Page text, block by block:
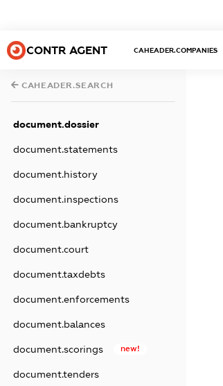
CONTR AGENT CAHEADER.COMPANIES
CAHEADER.SEARCH
document.dossier
document.statements
document.history
document.inspections
document.bankruptcy
document.court
document.taxdebts
document.enforcements
document.balances
document.scorings new!
document.tenders